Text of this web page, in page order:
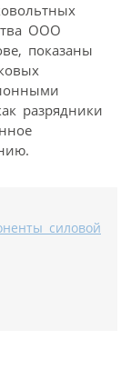
ООО
показаны
разрядники
силовой